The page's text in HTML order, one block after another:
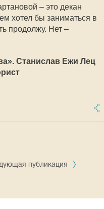
– это декан
хотел бы заниматься в
продолжу. Нет –
Станислав Ежи Лец
публикация